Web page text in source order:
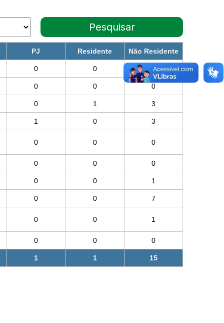
PJ Residente Não Residente
0 0 0
0 0 0
0 1 3
1 0 3
0 0 0
0 0 0
0 0 1
0 0 7
0 0 1
0 0 0
1 1 15